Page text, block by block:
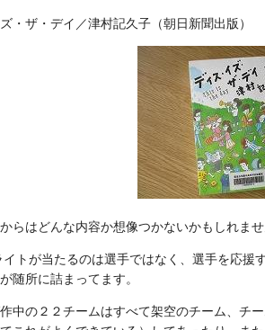
・ザ・デイ／津村記久子（朝日新聞出版）
らはどんな内容か想像つかないかもしれませ
イトが当たるのは選手ではなく、選手を応援
随所に詰まってます。
中の２２チームはすべて架空のチーム、チ